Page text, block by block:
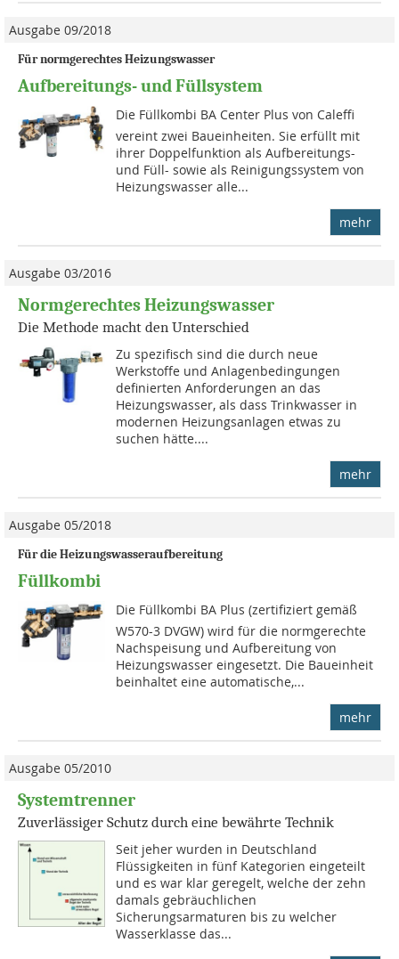
Ausgabe 09/2018
Für normgerechtes Heizungswasser
Aufbereitungs- und Füllsystem
Die Füllkombi BA Center Plus von Caleffi
vereint zwei Baueinheiten. Sie erfüllt mit
ihrer Doppelfunktion als Aufbereitungs-
und Füll- sowie als Reinigungssystem von
Heizungswasser alle...
mehr
Ausgabe 03/2016
Normgerechtes Heizungswasser
Die Methode macht den Unterschied
Zu spezifisch sind die durch neue
Werkstoffe und Anlagenbedingungen
definierten Anforderungen an das
Heizungswasser, als dass Trinkwasser in
modernen Heizungsanlagen etwas zu
suchen hätte....
mehr
Ausgabe 05/2018
Für die Heizungswasseraufbereitung
Füllkombi
Die Füllkombi BA Plus (zertifiziert gemäß
W570-3 DVGW) wird für die normgerechte
Nachspeisung und Aufbereitung von
Heizungswasser eingesetzt. Die Baueinheit
beinhaltet eine automatische,...
mehr
Ausgabe 05/2010
Systemtrenner
Zuverlässiger Schutz durch eine bewährte Technik
Seit jeher wurden in Deutschland
Flüssigkeiten in fünf Kategorien eingeteilt
und es war klar geregelt, welche der zehn
damals gebräuchlichen
Sicherungsarmaturen bis zu welcher
Wasserklasse das...